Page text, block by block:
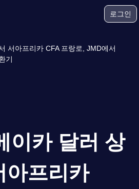
로그인
서아프리카 CFA 프랑로, JMD에서
기
이카 달러 상
아프리카